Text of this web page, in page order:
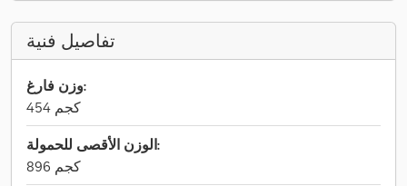
تفاصيل فنية
وزن فارغ:
454 كجم
الوزن الأقصى للحمولة:
896 كجم